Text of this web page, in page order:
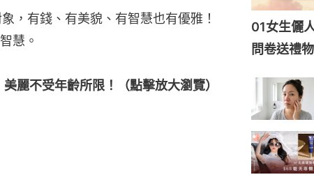
，有錢、有美貌、有智慧也有優雅！
慧。
麗不受年齡所限！（點擊放大瀏覽）
01女生儷
問卷送禮